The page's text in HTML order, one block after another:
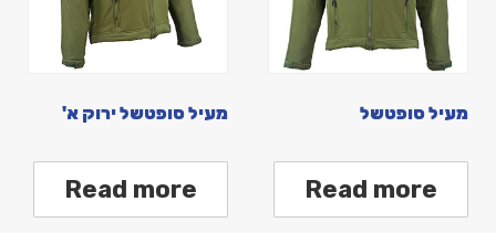
מעיל סופטשל
Read more
מעיל סופטשל ירוק א'
Read more